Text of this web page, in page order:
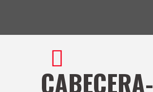
CABECERA-